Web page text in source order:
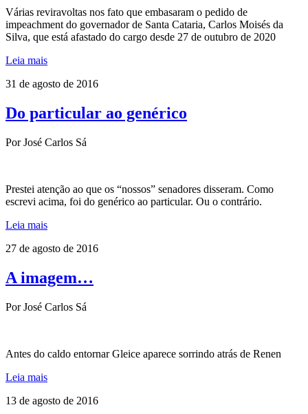
Várias reviravoltas nos fato que embasaram o pedido de
impeachment do governador de Santa Cataria, Carlos Moisés da
Silva, que está afastado do cargo desde 27 de outubro de 2020
Leia mais
31 de agosto de 2016
Do particular ao genérico
Por José Carlos Sá
Prestei atenção ao que os “nossos” senadores disseram. Como
escrevi acima, foi do genérico ao particular. Ou o contrário.
Leia mais
27 de agosto de 2016
A imagem…
Por José Carlos Sá
Antes do caldo entornar Gleice aparece sorrindo atrás de Renen
Leia mais
13 de agosto de 2016